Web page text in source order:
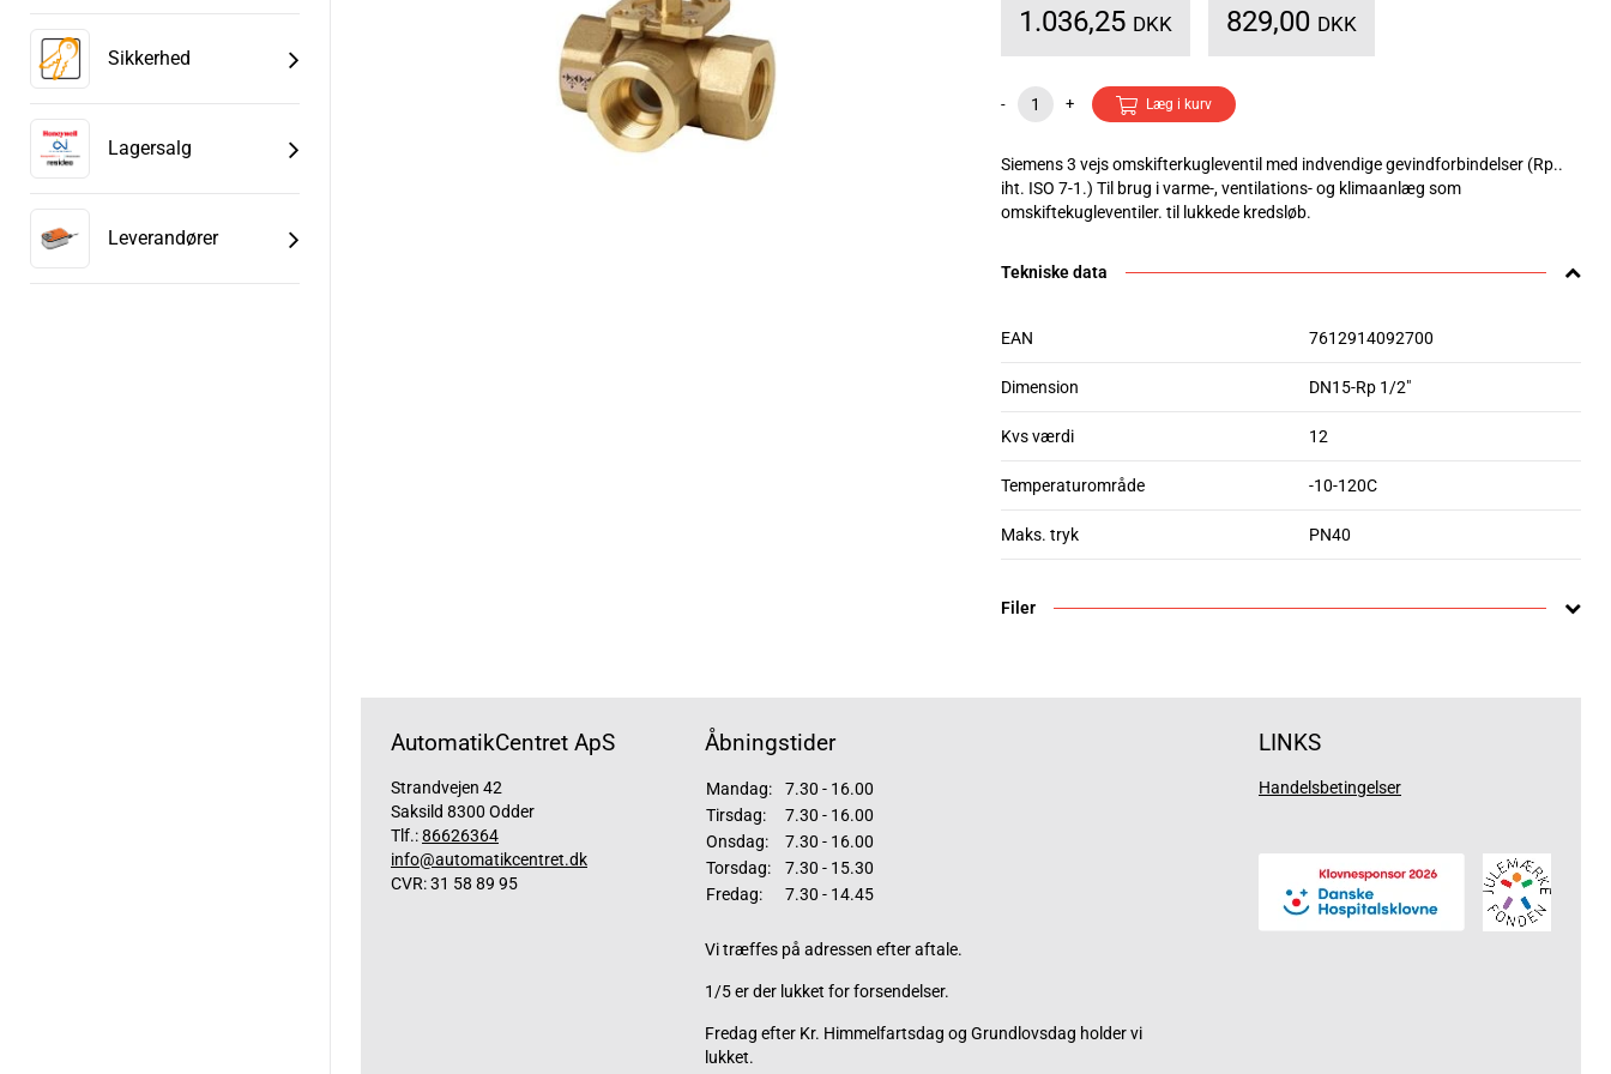
Sikkerhed
Lagersalg
Leverandører
1.036,25 DKK 829,00 DKK
- + Læg i kurv
Siemens 3 vejs omskifterkugleventil med indvendige gevindforbindelser (Rp..
iht. ISO 7-1.) Til brug i varme-, ventilations- og klimaanlæg som
omskiftekugleventiler. til lukkede kredsløb.
Tekniske data
EAN 7612914092700
Dimension DN15-Rp 1/2"
Kvs værdi 12
Temperaturområde -10-120C
Maks. tryk PN40
Filer
AutomatikCentret ApS
Strandvejen 42
Saksild 8300 Odder
Tlf.:86626364
info@automatikcentret.dk
CVR: 31 58 89 95
Åbningstider
Mandag:
7.30 - 16.00
Tirsdag:
7.30 - 16.00
Onsdag:
7.30 - 16.00
Torsdag:
7.30 - 15.30
Fredag:
7.30 - 14.45
Vi træffes på adressen efter aftale.
1/5 er der lukket for forsendelser.
Fredag efter Kr. Himmelfartsdag og Grundlovsdag holder vi
lukket.
LINKS
Handelsbetingelser